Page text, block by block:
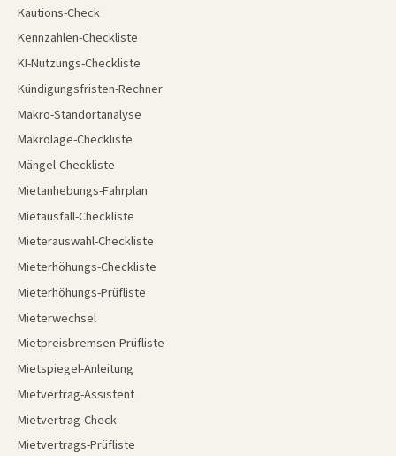
Kautions-Check
Kennzahlen-Checkliste
KI-Nutzungs-Checkliste
Kündigungsfristen-Rechner
Makro-Standortanalyse
Makrolage-Checkliste
Mängel-Checkliste
Mietanhebungs-Fahrplan
Mietausfall-Checkliste
Mieterauswahl-Checkliste
Mieterhöhungs-Checkliste
Mieterhöhungs-Prüfliste
Mieterwechsel
Mietpreisbremsen-Prüfliste
Mietspiegel-Anleitung
Mietvertrag-Assistent
Mietvertrag-Check
Mietvertrags-Prüfliste